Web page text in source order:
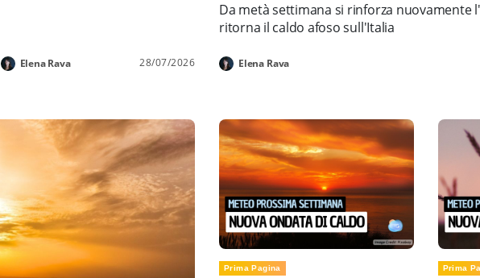
Elena Rava 28/07/2026
Da metà settimana si rinforza nuovamente
ritorna il caldo afoso sull'Italia
Elena Rava
Prima Pagina Prima